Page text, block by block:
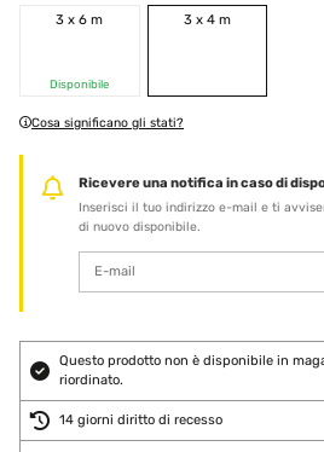
3 x 6 m
Disponibile
3 x 4 m
Cosa significano gli stati?
Ricevere una notifica in caso di
Inserisci il tuo indirizzo e-mail e ti
di nuovo disponibile.
Questo prodotto non è disponibile in
riordinato.
14 giorni diritto di recesso